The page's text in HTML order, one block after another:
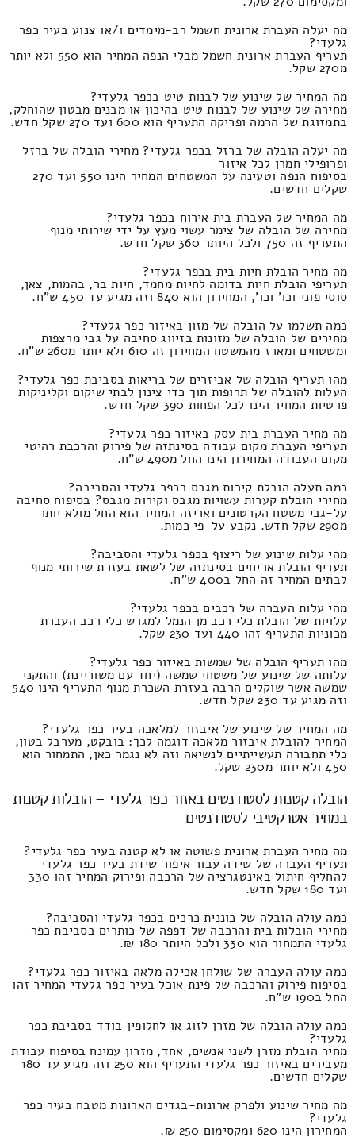
מה יעלה העברת ארונית חשמל רב-מימדים ו/או צנוע בעיר כפר
גלעדי?
תעריף העברת ארונית חשמל מבלי הנפה המחיר הוא 550 ולא יותר
מ270 שקל.
מה המחיר של שינוע של לבנות טיט בכפר גלעדי?
מחירה של שינוע של לבנות טיט בהיכון או מבנים מבטון שהוחלק,
בתמזוגת של הרמה ופריקה התעריף הוא 600 ועד 270 שקל חדש.
מה יעלה הובלה של ברזל בכפר גלעדי? מחירי הובלה של ברזל
ופרופילי חמרן לכל איזור
בסיפוח הנפה וטעינה על המשטחים המחיר הינו 550 ועד 270
שקלים חדשים.
מה המחיר של העברת בית אירוח בכפר גלעדי?
מחירה של הובלה של צימר עשוי מעץ על ידי שירותי מנוף
התעריף זה 750 ולכל היותר 360 שקל חדש.
מה מחיר הובלת חיות בית בכפר גלעדי?
תעריפי הובלת חיות בדומה לחיות מחמד, חיות בר, בהמות, צאן,
סוסי פוני וכו' וכו', המחירון הוא 840 וזה מגיע עד 450 ש"ח.
כמה תשלמו על הובלה של מזון באיזור כפר גלעדי?
מחירים של הובלה של מזונות בזיווג סחיבה על גבי מרצפות
ומשטחים ומארז מהמשטח המחירון זה 610 ולא יותר מ260 ש"ח.
מהו תעריף הובלה של אביזרים של בריאות בסביבת כפר גלעדי?
העלות להובלה של תרופות תוך כדי צינון לבתי שיקום וקליניקות
פרטיות המחיר הינו לכל הפחות 390 שקל חדש.
מה מחיר העברת בית עסק באיזור כפר גלעדי?
תעריפי העברת מקום עבודה בסינתזה של פירוק והרכבת רהיטי
מקום העבודה המחירון הינו החל מ490 ש"ח.
כמה תעלה הובלת קירות מגבס בכפר גלעדי והסביבה?
מחירי הובלת קערות עשויות מגבס וקירות מגבס? בסיפוח סחיבה
על-גבי משטח הקרטונים ואריזה המחיר הוא החל מולא יותר
מ290 שקל חדש. נקבע על-פי כמות.
מהי עלות שינוע של ריצוף בכפר גלעדי והסביבה?
תעריף הובלת אריחים בסינתזה של לשאת בעזרת שירותי מנוף
לבתים המחיר זה החל ב400 ש"ח.
מהי עלות העברה של רכבים בכפר גלעדי?
עלויות של הובלת כלי רכב מן הנמל למגרש כלי רכב העברת
מכוניות התעריף זהו 440 ועד 230 שקל.
מהו תעריף הובלה של שמשות באיזור כפר גלעדי?
עלותה של שינוע של משטחי שמשה (יחד עם משוריינת) והתקני
שמשה אשר שוקלים הרבה בעזרת השכרת מנוף התעריף הינו 540
וזה מגיע עד 230 שקל חדש.
מה המחיר של שינוע של איבזור למלאכה בעיר כפר גלעדי?
המחיר להובלת איבזור מלאכה דוגמה לכך: בובקט, מערבל בטון,
כלי תחבורה תעשייתיים לנשיאה וזה לא נגמר כאן, התמחור הוא
450 ולא יותר מ230 שקל.
הובלה קטנות לסטודנטים באזור כפר גלעדי – הובלות קטנות
במחיר אטרקטיבי לסטודנטים
מה מחיר העברת ארונית פשוטה או לא קטנה בעיר כפר גלעדי?
תעריף העברה של שידה עבור איפור שידת בעיר כפר גלעדי
להחליף חיתול באינטגרציה של הרכבה ופירוק המחיר זהו 330
ועד 180 שקל חדש.
כמה עולה הובלה של כוננית כרכים בכפר גלעדי והסביבה?
מחירי הובלות בית והרכבה של דפפה של כותרים בסביבת כפר
גלעדי התמחור הוא 330 ולכל היותר 180 ₪.
כמה עולה העברה של שולחן אכילה מלאה באיזור כפר גלעדי?
בסיפוח פירוק והרכבה של פינת אוכל בעיר כפר גלעדי המחיר זהו
החל ב190 ש"ח.
כמה עולה הובלה של מזרן לזוג או לחלופין בודד בסביבת כפר
גלעדי?
מחיר הובלת מזרן לשני אנשים, אחד, מזרון עמינח בסיפוח עבודת
מעבירים באיזור כפר גלעדי התעריף הוא 250 וזה מגיע עד 180
שקלים חדשים.
מה מחיר שינוע ולפרק ארונות-בגדים הארונות מטבח בעיר כפר
גלעדי?
המחירון הינו 620 ומקסימום 250 ₪.